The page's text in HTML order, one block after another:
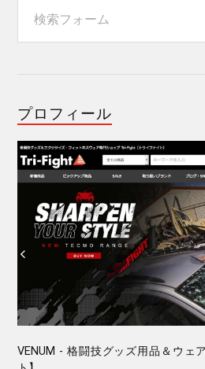
プロフィール
VENUM - 格闘技グッズ用品＆ウェ